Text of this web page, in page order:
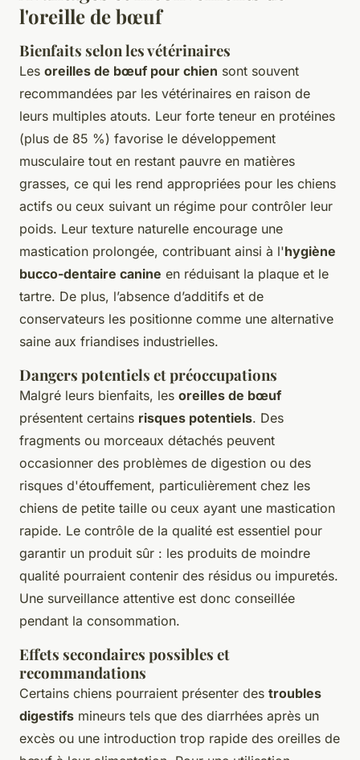
l'oreille de bœuf
Bienfaits selon les vétérinaires
Les oreilles de bœuf pour chien sont souvent
recommandées par les vétérinaires en raison de
leurs multiples atouts. Leur forte teneur en protéines
(plus de 85 %) favorise le développement
musculaire tout en restant pauvre en matières
grasses, ce qui les rend appropriées pour les chiens
actifs ou ceux suivant un régime pour contrôler leur
poids. Leur texture naturelle encourage une
mastication prolongée, contribuant ainsi à l'hygiène
bucco-dentaire canine en réduisant la plaque et le
tartre. De plus, l’absence d’additifs et de
conservateurs les positionne comme une alternative
saine aux friandises industrielles.
Dangers potentiels et préoccupations
Malgré leurs bienfaits, les oreilles de bœuf
présentent certains risques potentiels. Des
fragments ou morceaux détachés peuvent
occasionner des problèmes de digestion ou des
risques d'étouffement, particulièrement chez les
chiens de petite taille ou ceux ayant une mastication
rapide. Le contrôle de la qualité est essentiel pour
garantir un produit sûr : les produits de moindre
qualité pourraient contenir des résidus ou impuretés.
Une surveillance attentive est donc conseillée
pendant la consommation.
Effets secondaires possibles et
recommandations
Certains chiens pourraient présenter des troubles
digestifs mineurs tels que des diarrhées après un
excès ou une introduction trop rapide des oreilles de